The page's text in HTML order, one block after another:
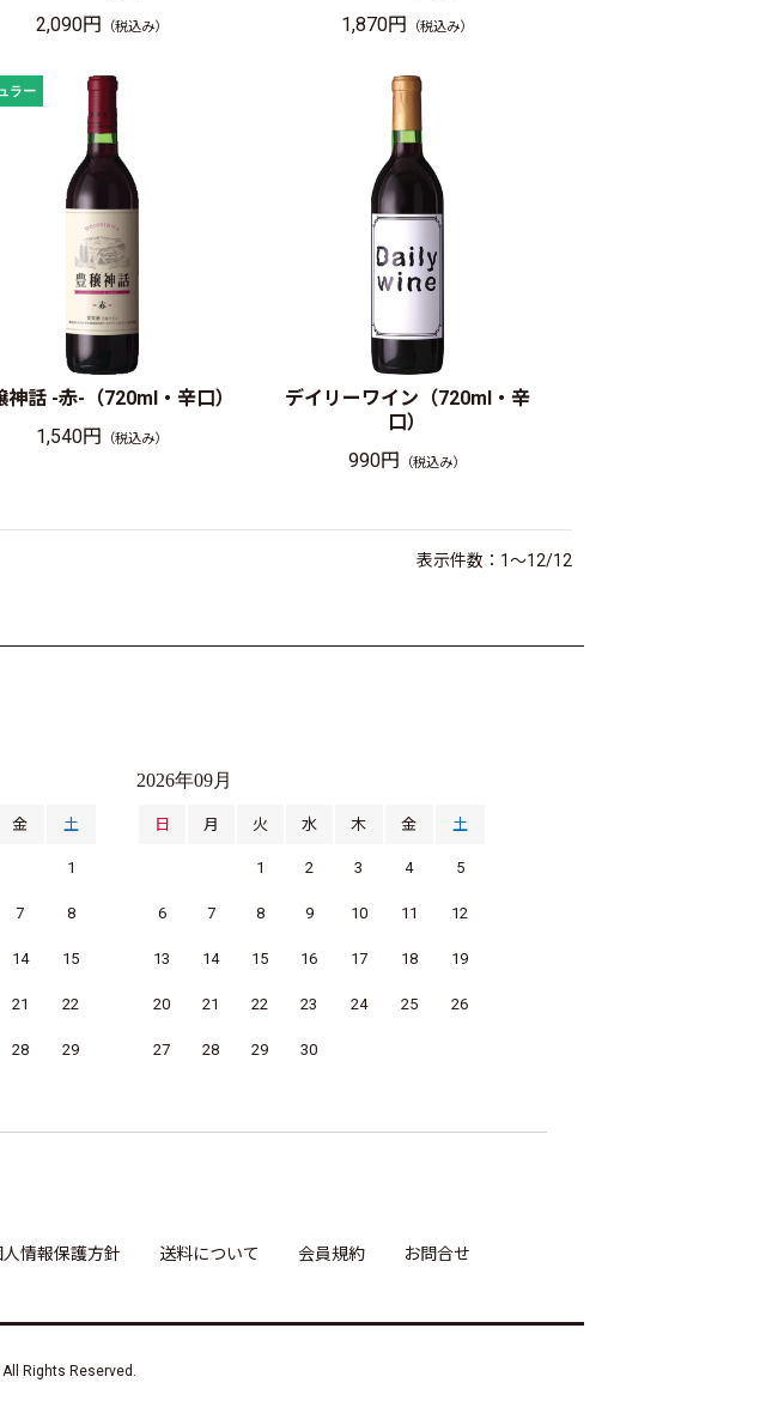
2,090円 （税込み）
1,870円 （税込み）
神話 -赤-（720ml・辛口）
1,540円 （税込み）
デイリーワイン（720ml・辛
口）
990円 （税込み）
表示件数：1～12/12
金 土
1
7 8
14 15
21 22
28 29
2026年09月
日 月 火 水 木 金 土
1 2 3 4 5
6 7 8 9 10 11 12
13 14 15 16 17 18 19
20 21 22 23 24 25 26
27 28 29 30
人情報保護方針 送料について 会員規約 お問合せ
Rights Reserved.